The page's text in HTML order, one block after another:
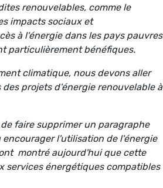
renouvelables, comme le
impacts sociaux et
à l'énergie dans les pays pauvres
particulièrement bénéfiques.
climatique, nous devons aller
projets d'énergie renouvelable à
faire supprimer un paragraphe
encourager l'utilisation de l'énergie
montré aujourd'hui que cette
services énergétiques compatibles